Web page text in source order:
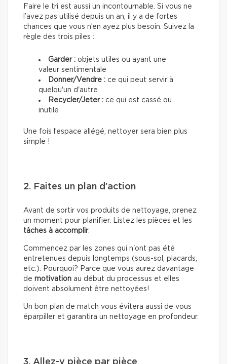
Faire le tri est aussi un incontournable. Si vous ne
l’avez pas utilisé depuis un an, il y a de fortes
chances que vous n’en ayez plus besoin. Suivez la
règle des trois piles :
Garder : objets utiles ou ayant une
valeur sentimentale
Donner/Vendre : ce qui peut servir à
quelqu'un d'autre
Recycler/Jeter : ce qui est cassé ou
inutile
Une fois l’espace allégé, nettoyer sera bien plus
simple !
2. Faites un plan d’action
Avant de sortir vos produits de nettoyage, prenez
un moment pour planifier. Listez les pièces et les
tâches à accomplir.
Commencez par les zones qui n'ont pas été
entretenues depuis longtemps (sous-sol, placards,
etc.). Pourquoi? Parce que vous aurez davantage
de motivation au début du processus et elles
doivent absolument être nettoyées!
Un bon plan de match vous évitera aussi de vous
éparpiller et garantira un nettoyage en profondeur.
3. Allez-y pièce par pièce